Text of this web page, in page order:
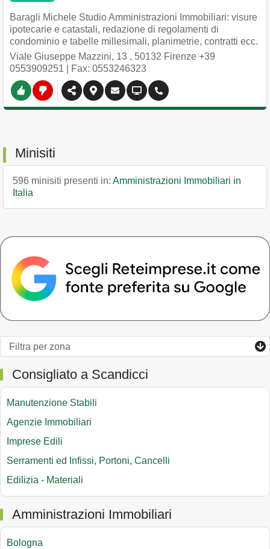
Baragli Michele Studio Amministrazioni Immobiliari: visure
ipotecarie e catastali, redazione di regolamenti di
condominio e tabelle millesimali, planimetrie, contratti ecc.
Viale Giuseppe Mazzini, 13 , 50132 Firenze +39
0553909251 | Fax: 0553246323
Minisiti
596 minisiti presenti in: Amministrazioni Immobiliari in
Italia
Consigliato a Scandicci
Manutenzione Stabili
Agenzie Immobiliari
Imprese Edili
Serramenti ed Infissi, Portoni, Cancelli
Edilizia - Materiali
Amministrazioni Immobiliari
Bologna